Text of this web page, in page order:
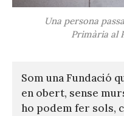
Una persona
Primària al
Som una Fundació
en obert, sense
ho podem fer sols,